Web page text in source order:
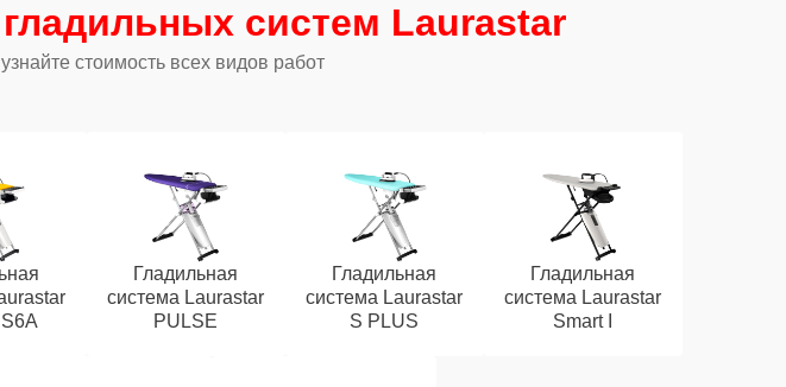
гладильных систем Laurastar
стоимость всех видов работ
Гладильная
система Laurastar
PULSE
Гладильная
система Laurastar
S PLUS
Гладильная
система Laurastar
Smart I